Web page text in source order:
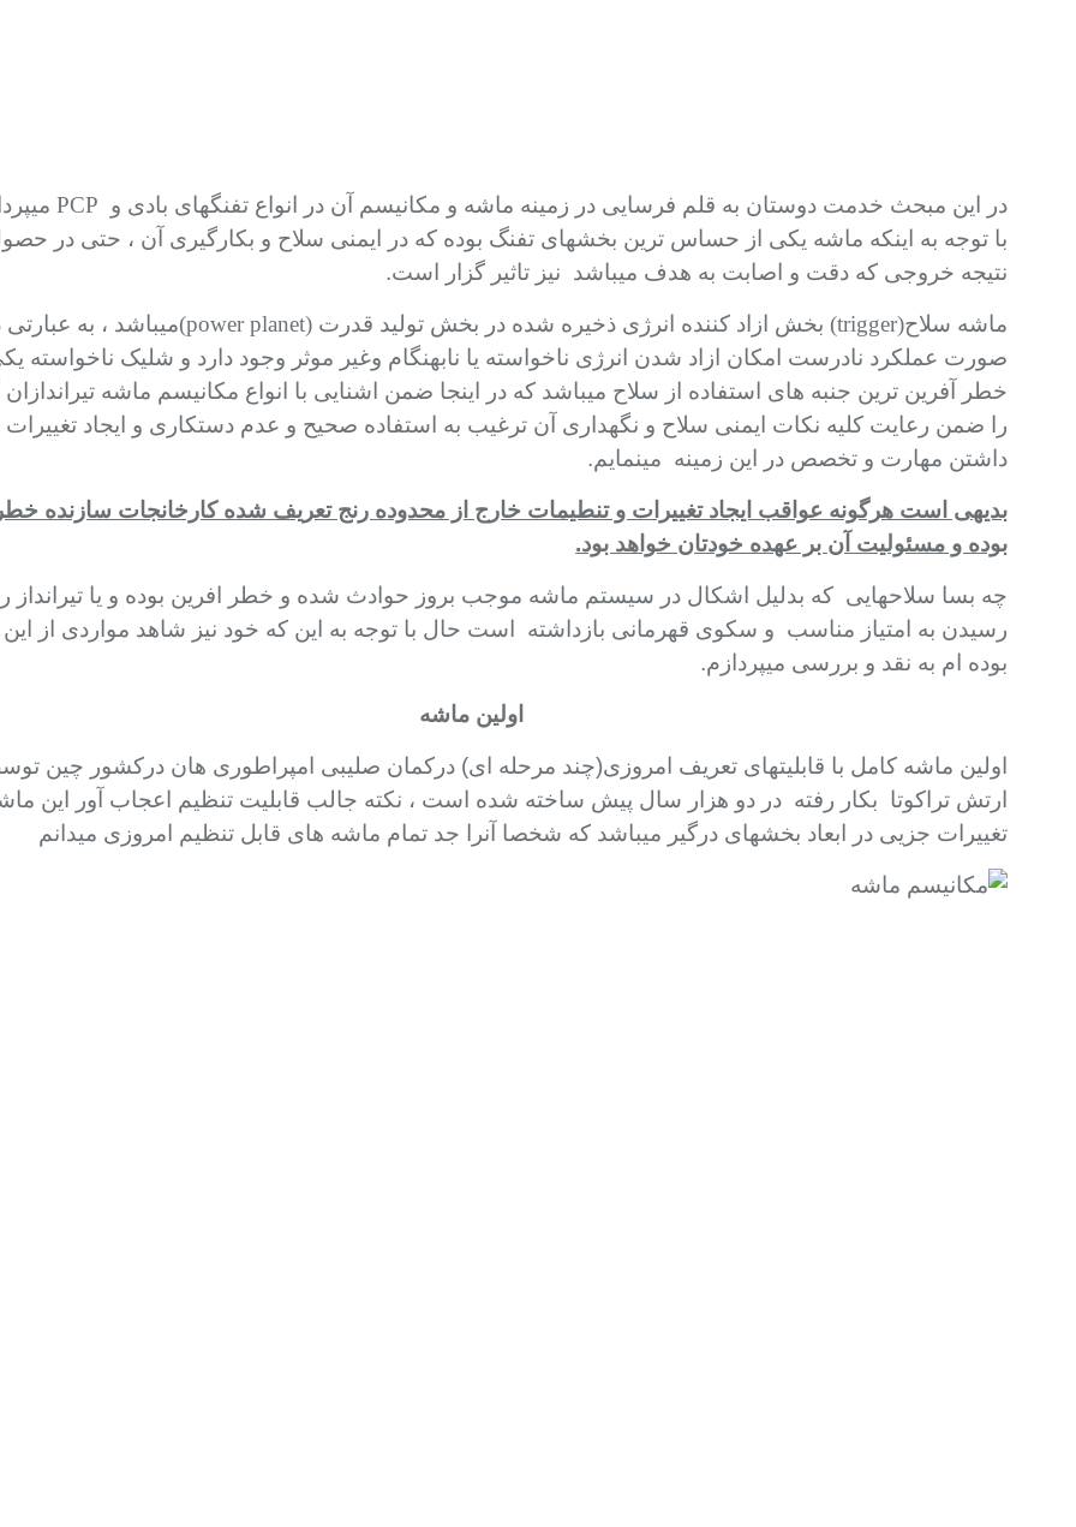
در این مبحث خدمت دوستان به قلم فرسایی در زمینه ماشه و مکانیسم آن در انواع تفنگهای بادی و PCP
با توجه به اینکه ماشه یکی از حساس ترین بخشهای تفنگ بوده که در ایمنی سلاح و بکارگیری آن ، حتی در
نتیجه خروجی که دقت و اصابت به هدف میباشد نیز تاثیر گزار است.
ماشه سلاح(trigger) بخش ازاد کننده انرژی ذخیره شده در بخش تولید قدرت (power planet)میباشد ، به عبارتی
صورت عملکرد نادرست امکان ازاد شدن انرژی ناخواسته یا نابهنگام وغیر موثر وجود دارد و شلیک ناخواسته
خطر آفرین ترین جنبه های استفاده از سلاح میباشد که در اینجا ضمن اشنایی با انواع مکانیسم ماشه
را ضمن رعایت کلیه نکات ایمنی سلاح و نگهداری آن ترغیب به استفاده صحیح و عدم دستکاری و ایجاد تغییرات
داشتن مهارت و تخصص در این زمینه مینمایم.
بدیهی است هرگونه عواقب ایجاد تغییرات و تنطیمات خارج از محدوده رنج تعریف شده کارخانجات سازنده
بوده و مسئولیت آن بر عهده خودتان خواهد بود.
چه بسا سلاحهایی که بدلیل اشکال در سیستم ماشه موجب بروز حوادث شده و خطر افرین بوده و یا تیرانداز را
رسیدن به امتیاز مناسب و سکوی قهرمانی بازداشته است حال با توجه به این که خود نیز شاهد مواردی از
بوده ام به نقد و بررسی میپردازم.
اولین ماشه
اولین ماشه کامل با قابلیتهای تعریف امروزی(چند مرحله ای) درکمان صلیبی امپراطوری هان درکشور چین
ارتش تراکوتا بکار رفته در دو هزار سال پیش ساخته شده است ، نکته جالب قابلیت تنظیم اعجاب آور این
تغییرات جزیی در ابعاد بخشهای درگیر میباشد که شخصا آنرا جد تمام ماشه های قابل تنظیم امروزی میدانم